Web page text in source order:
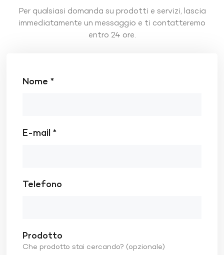
Per qualsiasi domanda su prodotti e servizi, lascia
immediatamente un messaggio e ti contatteremo
entro 24 ore.
Nome *
E-mail *
Telefono
Prodotto
Che prodotto stai cercando? (opzionale)